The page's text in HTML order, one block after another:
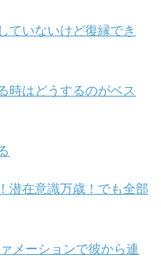
ていないけど復縁でき
時はどうするのがベス
潜在意識万歳！でも全部
メーションで彼から連